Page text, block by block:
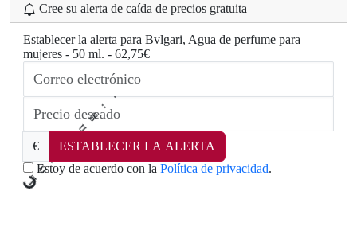
Cree su alerta de caída de precios gratuita
Establecer la alerta para Bvlgari, Agua de perfume para
mujeres - 50 ml. - 62,75€
€
ESTABLECER LA ALERTA
Estoy de acuerdo con la Política de privacidad.
L
.